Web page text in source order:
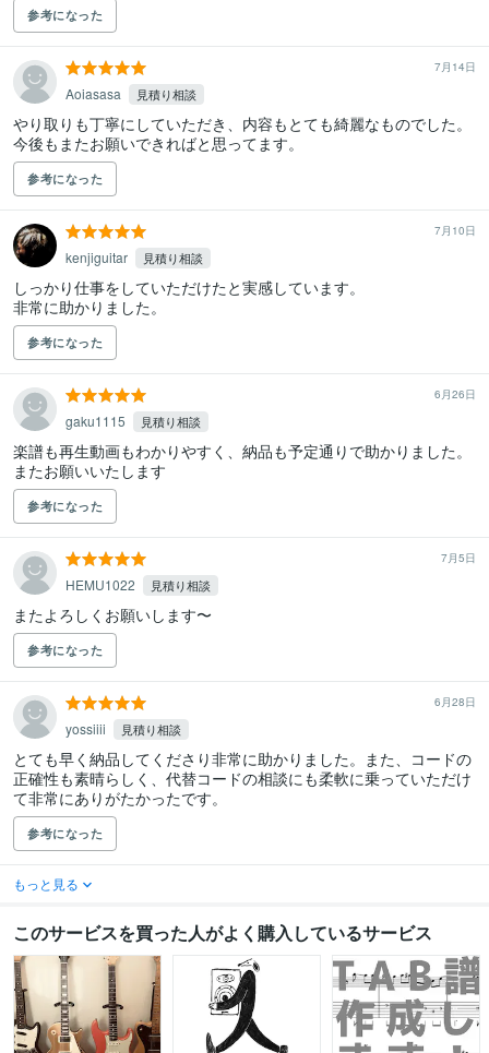
参考になった
7月14日
Aoiasasa 見積り相談
やり取りも丁寧にしていただき、内容もとても綺麗なものでした。
今後もまたお願いできればと思ってます。
参考になった
7月10日
kenjiguitar 見積り相談
しっかり仕事をしていただけたと実感しています。
非常に助かりました。
参考になった
6月26日
gaku1115 見積り相談
楽譜も再生動画もわかりやすく、納品も予定通りで助かりました。
またお願いいたします
参考になった
7月5日
HEMU1022 見積り相談
またよろしくお願いします〜
参考になった
6月28日
yossiiii 見積り相談
とても早く納品してくださり非常に助かりました。また、コードの
正確性も素晴らしく、代替コードの相談にも柔軟に乗っていただけ
て非常にありがたかったです。
参考になった
もっと見る
このサービスを買った人がよく購入しているサービス